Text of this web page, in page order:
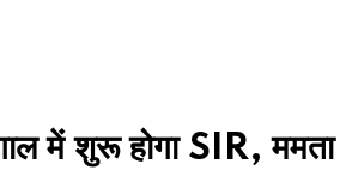
में शुरू होगा SIR, ममता